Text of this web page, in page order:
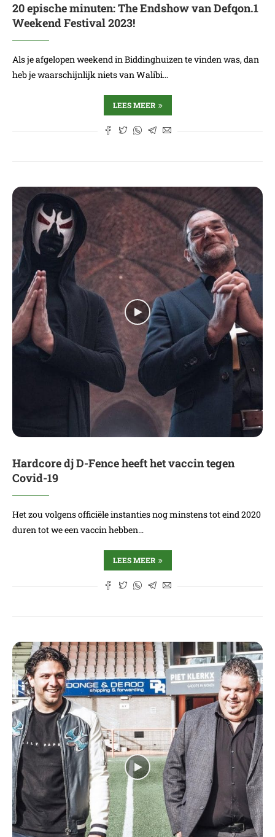
20 epische minuten: The Endshow van Defqon.1
Weekend Festival 2023!
Als je afgelopen weekend in Biddinghuizen te vinden was, dan
heb je waarschijnlijk niets van Walibi…
LEES MEER
Hardcore dj D-Fence heeft het vaccin tegen
Covid-19
Het zou volgens officiële instanties nog minstens tot eind 2020
duren tot we een vaccin hebben…
LEES MEER